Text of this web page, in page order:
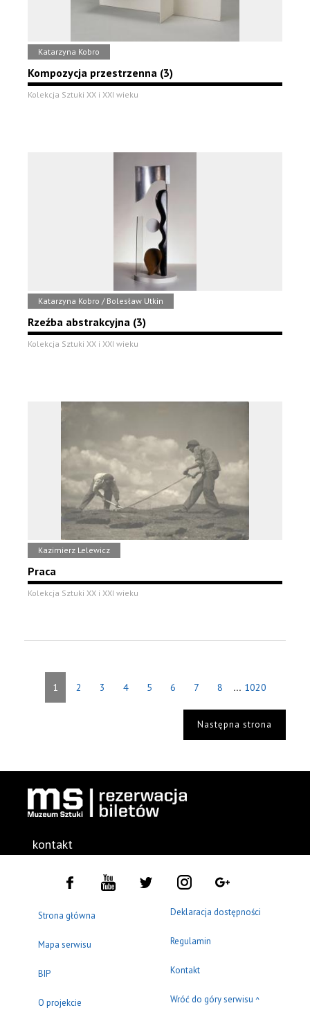
Katarzyna Kobro
Kompozycja przestrzenna (3)
Kolekcja Sztuki XX i XXI wieku
Katarzyna Kobro / Bolesław Utkin
Rzeźba abstrakcyjna (3)
Kolekcja Sztuki XX i XXI wieku
Kazimierz Lelewicz
Praca
Kolekcja Sztuki XX i XXI wieku
1 2 3 4 5 6 7 8 ... 1020
Następna strona
kontakt
Strona główna
Mapa serwisu
BIP
O projekcie
Deklaracja dostępności
Regulamin
Kontakt
Wróć do góry serwisu ^